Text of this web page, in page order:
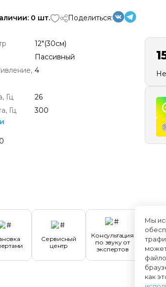
0 шт. Поделиться:
12"(30см)
Пассивный
4
Гц
26
Гц
300
Сервисный
центр
Консультация
по звуку от
экспертов
Мы
как